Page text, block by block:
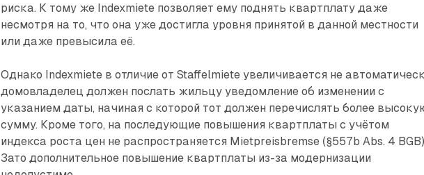
риска. К тому же Indexmiete позволяет ему поднять квартплату даже
несмотря на то, что она уже достигла уровня принятой в данной местности
или даже превысила её.
Однако Indexmiete в отличие от Staffelmiete увеличивается не
домовладелец должен послать жильцу уведомление об изменении с
указанием даты, начиная с которой тот должен перечислять более
сумму. Кроме того, на последующие по­вышения квартплаты с учётом
индекса роста цен не распространяется Mietpreisbremse (§557b Abs. 4
Зато дополнительное повышение квартплаты из-за модернизации